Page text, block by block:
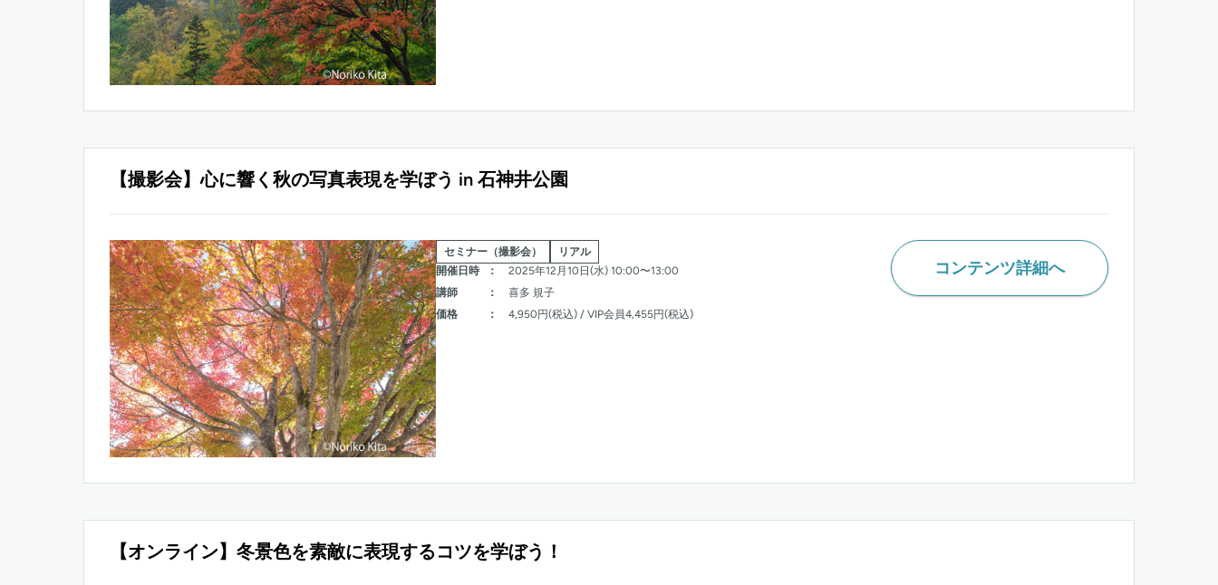
【撮影会】心に響く秋の写真表現を学ぼう in 石神井公園
セミナー（撮影会）
リアル
開催日時
：
2025年12月10日(水) 10:00〜13:00
講師
：
喜多 規子
価格
： 4,950円(税込) / VIP会員4,455円(税込)
コンテンツ詳細へ
【オンライン】冬景色を素敵に表現するコツを学ぼう！